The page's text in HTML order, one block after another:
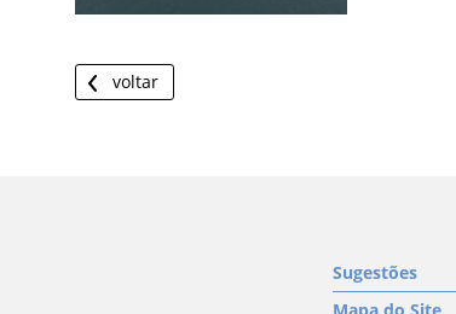
voltar
Sugestões
Mapa do Site